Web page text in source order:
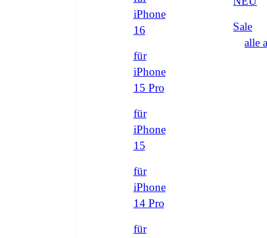
iPhone
16
für
iPhone
15 Pro
für
iPhone
15
für
iPhone
14 Pro
für
Sale
alle